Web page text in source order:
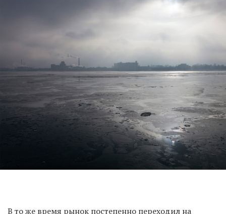
В то же время рынок постепенно переходил на